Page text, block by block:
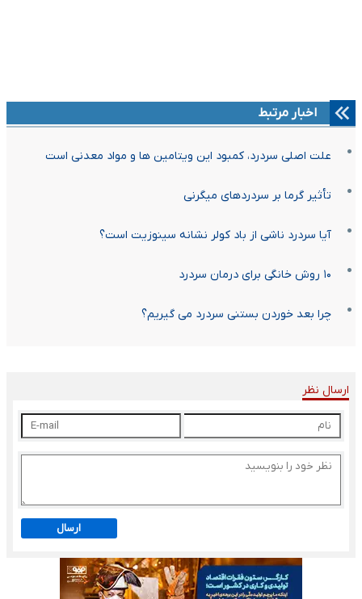
اخبار مرتبط
علت اصلی سردرد، کمبود این ویتامین ها و مواد معدنی است
تأثیر گرما بر سردردهای میگرنی
آیا سردرد ناشی از باد کولر نشانه سینوزیت است؟
۱۰ روش خانگی برای درمان سردرد
چرا بعد خوردن بستنی سردرد می گیریم؟
ارسال نظر
ارسال